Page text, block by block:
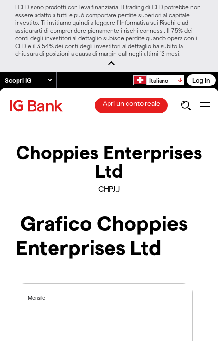
I CFD sono prodotti con leva finanziaria. Il trading di CFD potrebbe non
essere adatto a tutti e può comportare perdite superiori al capitale
investito. Ti invitiamo quindi a leggere l’Informativa sui Rischi e ad
assicurarti di comprendere pienamente i rischi connessi. Il 75% dei
conti degli investitori al dettaglio subisce perdite quando opera con i
CFD e il 3.54% dei conti degli investitori al dettaglio ha subito la
chiusura di posizioni a causa di margin call negli ultimi 12 mesi.
Scopri IG Italiano Log in
Apri un conto reale
Choppies Enterprises
Ltd
CHPJ.J
Grafico Choppies
Enterprises Ltd
Mensile